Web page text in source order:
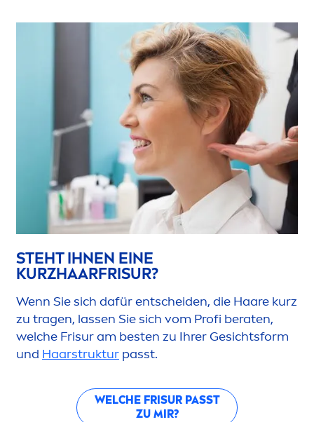
STEHT IHNEN EINE
KURZHAARFRISUR?
Wenn Sie sich dafür entscheiden, die Haare kurz
zu tragen, lassen Sie sich vom Profi beraten,
welche Frisur am besten zu Ihrer Gesichtsform
und Haarstruktur passt.
WELCHE FRISUR PASST
ZU MIR?